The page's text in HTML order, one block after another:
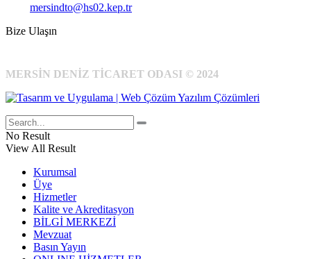
mersindto@hs02.kep.tr
Bize Ulaşın
MERSİN DENİZ TİCARET ODASI © 2024
No Result
View All Result
Kurumsal
Üye
Hizmetler
Kalite ve Akreditasyon
BİLGİ MERKEZİ
Mevzuat
Basın Yayın